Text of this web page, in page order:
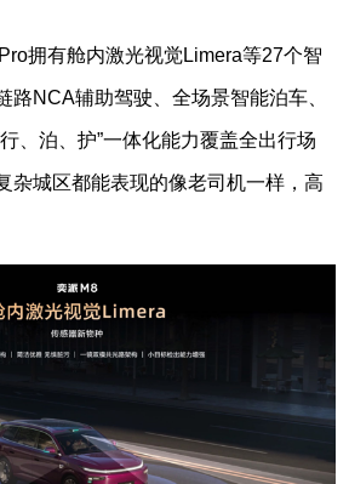
拥有舱内激光视觉Limera等27个智
路NCA辅助驾驶、全场景智能泊车、
、泊、护”一体化能力覆盖全出行场
杂城区都能表现的像老司机一样，高